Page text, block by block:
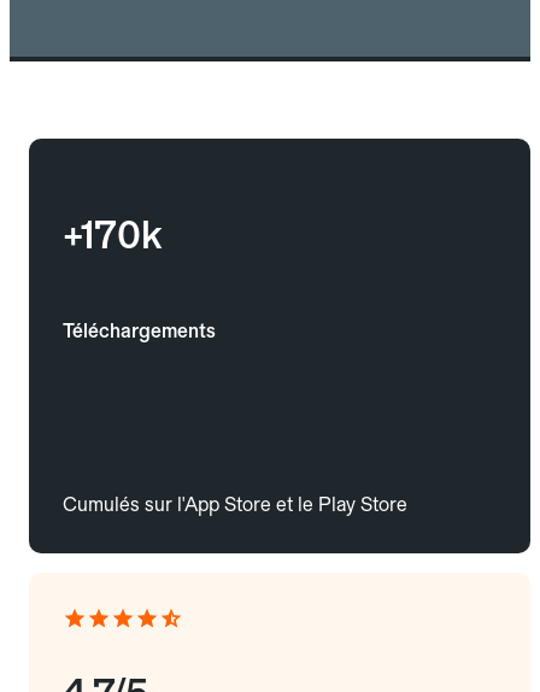
+170k
Téléchargements
Cumulés sur l'App Store et le Play Store